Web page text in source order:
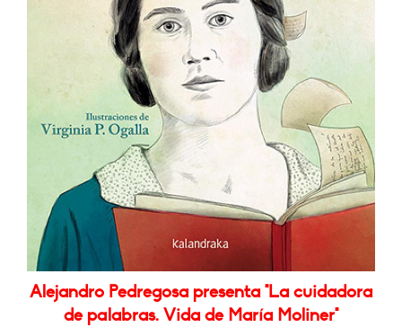
Alejandro Pedregosa presenta "La cuidadora
de palabras. Vida de María Moliner"